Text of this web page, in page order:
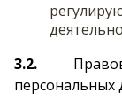
3.2.
персональных